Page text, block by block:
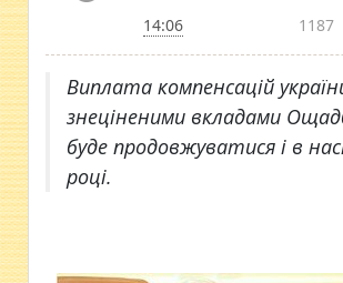
14:06
1187
Виплата компенсацій
знеціненими вкладами
буде продовжуватися і в
році.